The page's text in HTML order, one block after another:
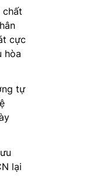
chất
cực
hòa
tự
lại